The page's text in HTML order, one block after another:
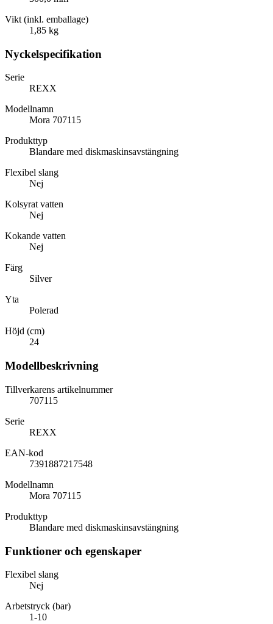
Vikt (inkl. emballage)
1,85 kg
Nyckelspecifikation
Serie
REXX
Modellnamn
Mora 707115
Produkttyp
Blandare med diskmaskinsavstängning
Flexibel slang
Nej
Kolsyrat vatten
Nej
Kokande vatten
Nej
Färg
Silver
Yta
Polerad
Höjd (cm)
24
Modellbeskrivning
Tillverkarens artikelnummer
707115
Serie
REXX
EAN-kod
7391887217548
Modellnamn
Mora 707115
Produkttyp
Blandare med diskmaskinsavstängning
Funktioner och egenskaper
Flexibel slang
Nej
Arbetstryck (bar)
1-10